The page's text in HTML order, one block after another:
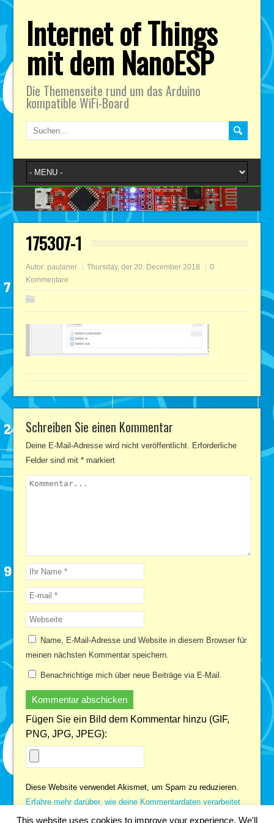
Internet of Things
mit dem NanoESP
Die Themenseite rund um das Arduino
kompatible WiFi-Board
175307-1
Autor: paulaner Thursday, der 20. December 2018
0
Kommentare
Schreiben Sie einen Kommentar
Deine E-Mail-Adresse wird nicht veröffentlicht. Erforderliche
Felder sind mit* markiert
Name, E-Mail-Adresse und Website in diesem Browser für
meinen nächsten Kommentar speichern.
Benachrichtige mich über neue Beiträge via E-Mail.
Fügen Sie ein Bild dem Kommentar hinzu (GIF,
PNG, JPG, JPEG):
Diese Website verwendet Akismet, um Spam zu reduzieren.
Erfahre mehr darüber, wie deine Kommentardaten verarbeitet
werden
This website uses cookies to improve your experience. We'll